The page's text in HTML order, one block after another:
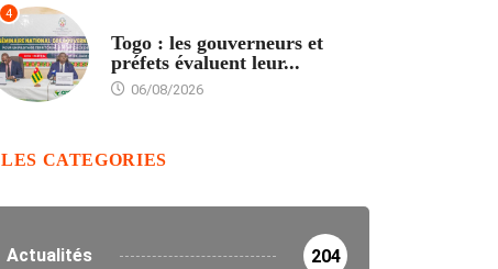
4
Togo : les gouverneurs et
préfets évaluent leur...
06/08/2026
LES CATEGORIES
Actualités 204